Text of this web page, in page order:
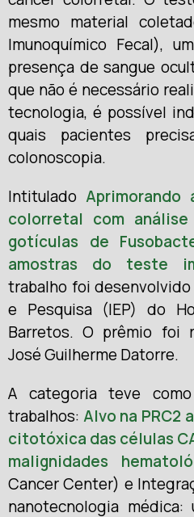
mesmo material
Imunoquímico Fecal),
presença de sangue
que não é necessário
tecnologia, é possível
quais pacientes
colonoscopia.
Intitulado
colorretal com análise
gotículas de
amostras do teste
trabalho foi
e Pesquisa (IEP) do
Barretos. O prêmio foi
José Guilherme Datorre.
A categoria teve
trabalhos: Alvo na PRC2
citotóxica das células
malignidades
Cancer Center) e
nanotecnologia médica: